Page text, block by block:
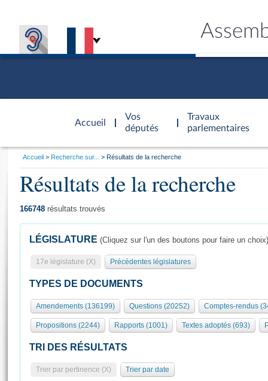
Accueil
d'accueil
Vos
députés
Travaux
parlementaires
Présidence
577 députés
Groupes politiques
Séance publique
Commissions et autres organes
Europe et International
Pétitions
Général
Rôle et pouvoirs de l'Assemblée
Organisation de l'Assemblée
Présidence Conférence des Présidents Bureau Collège des
Statistiques et chiffres clés
Visiter l'Assemblée
Visite virtuelle du palais Bourbon
Assister à une séance
Vous
Accueil Recherche sur... Résultats de la recherche
Résultats de la recherche
166748 résultats trouvés
LÉGISLATURE (Cliquez sur l'un des boutons pour faire un choix)
17e législature (X) Précédentes législatures
TYPES DE DOCUMENTS
Amendements (136199) Questions (20252) Comptes-rendus
Propositions (2244) Rapports (1001) Textes adoptés (693)
TRI DES RÉSULTATS
Trier par pertinence (X) Trier par date